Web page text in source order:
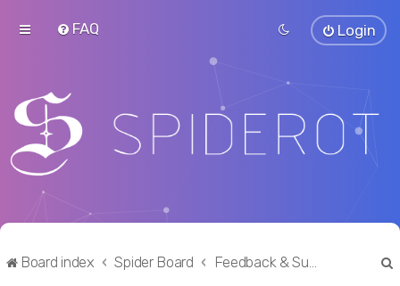
FAQ Login
Board index Spider Board Feedback & Suggestions